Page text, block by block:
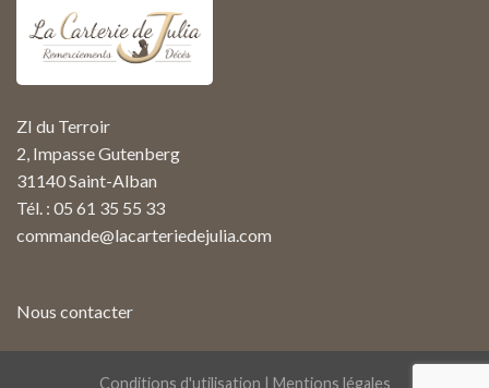
ZI du Terroir
2, Impasse Gutenberg
31140 Saint-Alban
Tél. : 05 61 35 55 33
commande@lacarteriedejulia.com
Nous contacter
Conditions d'utilisation | Mentions légales